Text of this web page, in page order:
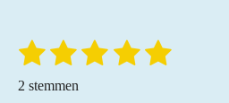
R
t
1
s
2
s
3
4 5
S
2 stemmen